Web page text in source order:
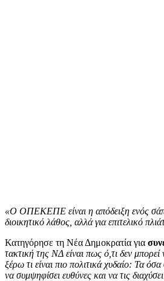
«Ο ΟΠΕΚΕΠΕ είναι η απόδειξη ενός
διοικητικό λάθος, αλλά για επιτελικό
Κατηγόρησε τη Νέα Δημοκρατία για
τακτική της ΝΔ είναι πως ό,τι δεν
ξέρω τι είναι πιο πολιτικά χυδαίο:
να συμψηφίσει ευθύνες και να τις